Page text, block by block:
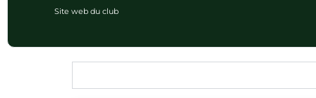
Site web du club